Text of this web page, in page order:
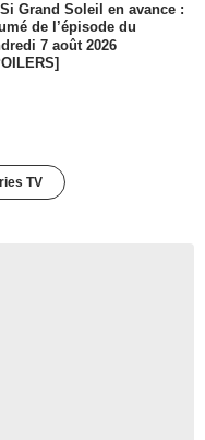
Grand Soleil en avance :
de l’épisode du
7 août 2026
TV